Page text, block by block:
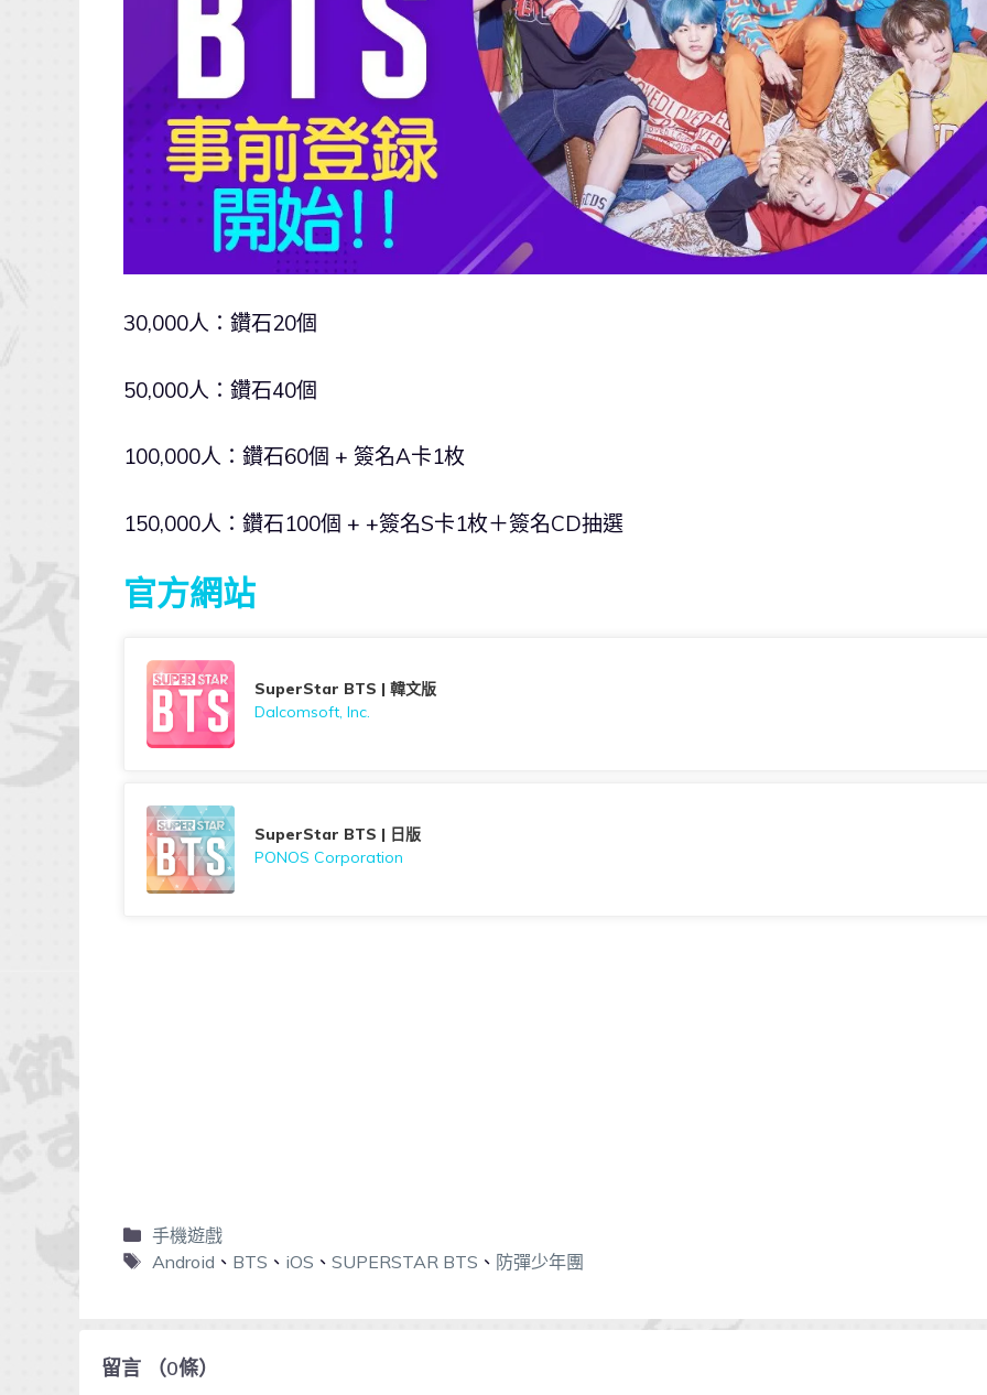
30,000人：鑽石20個
50,000人：鑽石40個
100,000人：鑽石60個 + 簽名A卡1枚
150,000人：鑽石100個 + +簽名S卡1枚＋簽名CD抽選
官方網站
SuperStar BTS | 韓文版
Dalcomsoft, Inc.
SuperStar BTS | 日版
PONOS Corporation
手機遊戲
Android 、 BTS 、 iOS 、 SUPERSTAR BTS 、 防彈少年團
留言 （0條）